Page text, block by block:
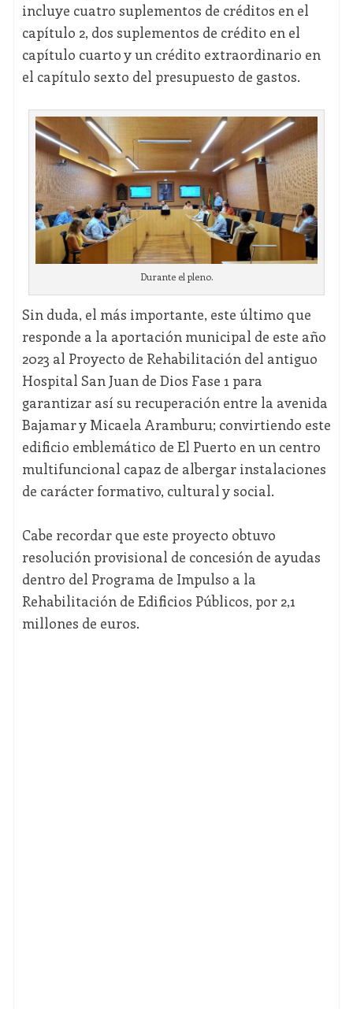
incluye cuatro suplementos de créditos en el
capítulo 2, dos suplementos de crédito en el
capítulo cuarto y un crédito extraordinario en
el capítulo sexto del presupuesto de gastos.
Durante el pleno.
Sin duda, el más importante, este último que
responde a la aportación municipal de este año
2023 al Proyecto de Rehabilitación del antiguo
Hospital San Juan de Dios Fase 1 para
garantizar así su recuperación entre la avenida
Bajamar y Micaela Aramburu; convirtiendo este
edificio emblemático de El Puerto en un centro
multifuncional capaz de albergar instalaciones
de carácter formativo, cultural y social.
Cabe recordar que este proyecto obtuvo
resolución provisional de concesión de ayudas
dentro del Programa de Impulso a la
Rehabilitación de Edificios Públicos, por 2,1
millones de euros.